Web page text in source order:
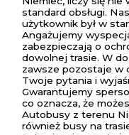
standard obsługi.
użytkownik był w
Angażujemy
zabezpieczają o
dowolnej trasie. W
zawsze pozostaje w
Twoje pytania i
Gwarantujemy
co oznacza, że
Autobusy z terenu
również busy na